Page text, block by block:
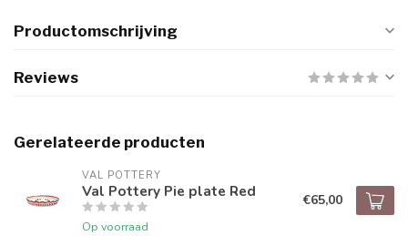
Productomschrijving
Reviews
Gerelateerde producten
VAL POTTERY
Val Pottery Pie plate Red
Op voorraad
€65,00